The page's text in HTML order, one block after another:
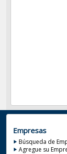
Empresas
Búsqueda de
Agregue su